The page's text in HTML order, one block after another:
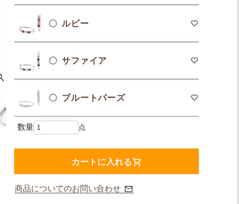
ルビー
サファイア
ブルートパーズ
カートに入れる
商品についてのお問い合わせ